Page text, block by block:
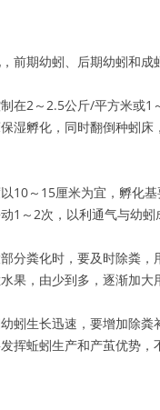
前期幼蚓、后期幼蚓和成
在2～2.5公斤/平方米或
湿孵化，同时翻倒种蚓
10～15厘米为宜，孵化
1～2次，以利通气与幼蚓
分粪化时，要及时除粪，
果，由少到多，逐渐加大
蚓生长迅速，要增加除
挥蚯蚓生产和产茧优势